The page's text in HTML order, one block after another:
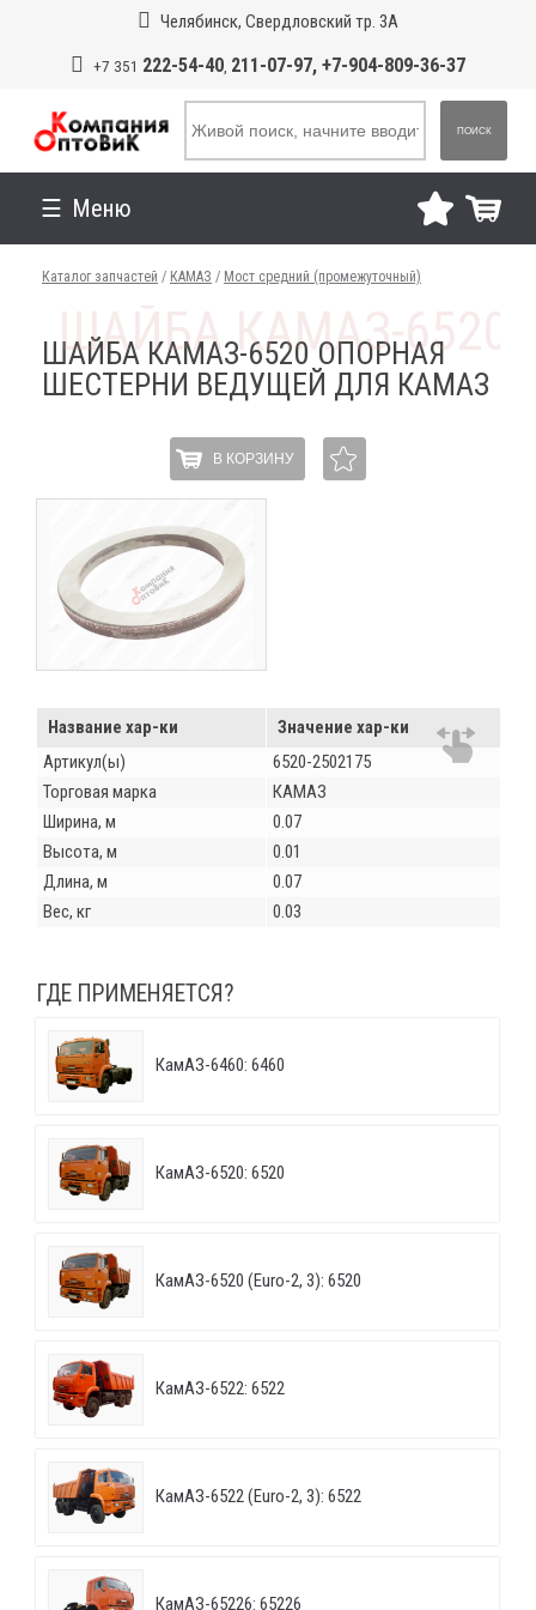
Челябинск, Свердловский тр. 3А
+7 351 222-54-40, 211-07-97, +7-904-809-36-37
ПОИСК
Меню
Каталог запчастей / КАМАЗ / Мост средний (промежуточный)
ШАЙБА КАМАЗ-6520 ОПОРНАЯ
ШЕСТЕРНИ ВЕДУЩЕЙ ДЛЯ КАМАЗ
В КОРЗИНУ
Название хар-ки
Значение хар-ки
Артикул(ы)
6520-2502175
Торговая марка
КАМАЗ
Ширина, м
0.07
Высота, м
0.01
Длина, м
0.07
Вес, кг
0.03
ГДЕ ПРИМЕНЯЕТСЯ?
КамАЗ-6460: 6460
КамАЗ-6520: 6520
КамАЗ-6520 (Euro-2, 3): 6520
КамАЗ-6522: 6522
КамАЗ-6522 (Euro-2, 3): 6522
КамАЗ-65226: 65226